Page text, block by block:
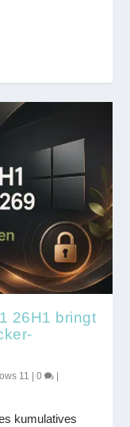
26H1 bringt
11 |0
kumulatives